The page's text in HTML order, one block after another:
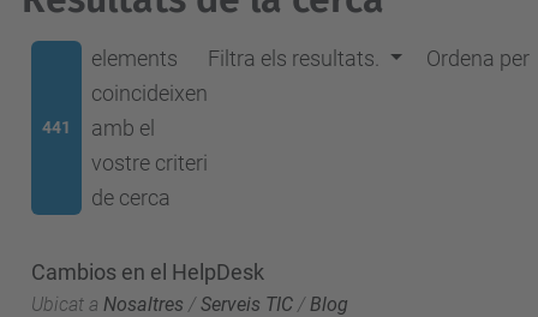
441
elements
coincideixen
amb el
vostre criteri
de cerca
Filtra els resultats. Ordena per
Cambios en el HelpDesk
Ubicat a Nosaltres /Serveis TIC / Blog